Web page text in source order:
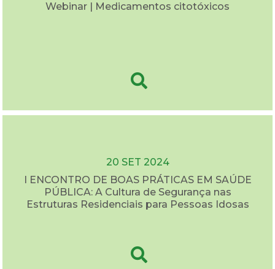
Webinar | Medicamentos citotóxicos
20 SET 2024
I ENCONTRO DE BOAS PRÁTICAS EM SAÚDE
PÚBLICA: A Cultura de Segurança nas
Estruturas Residenciais para Pessoas Idosas